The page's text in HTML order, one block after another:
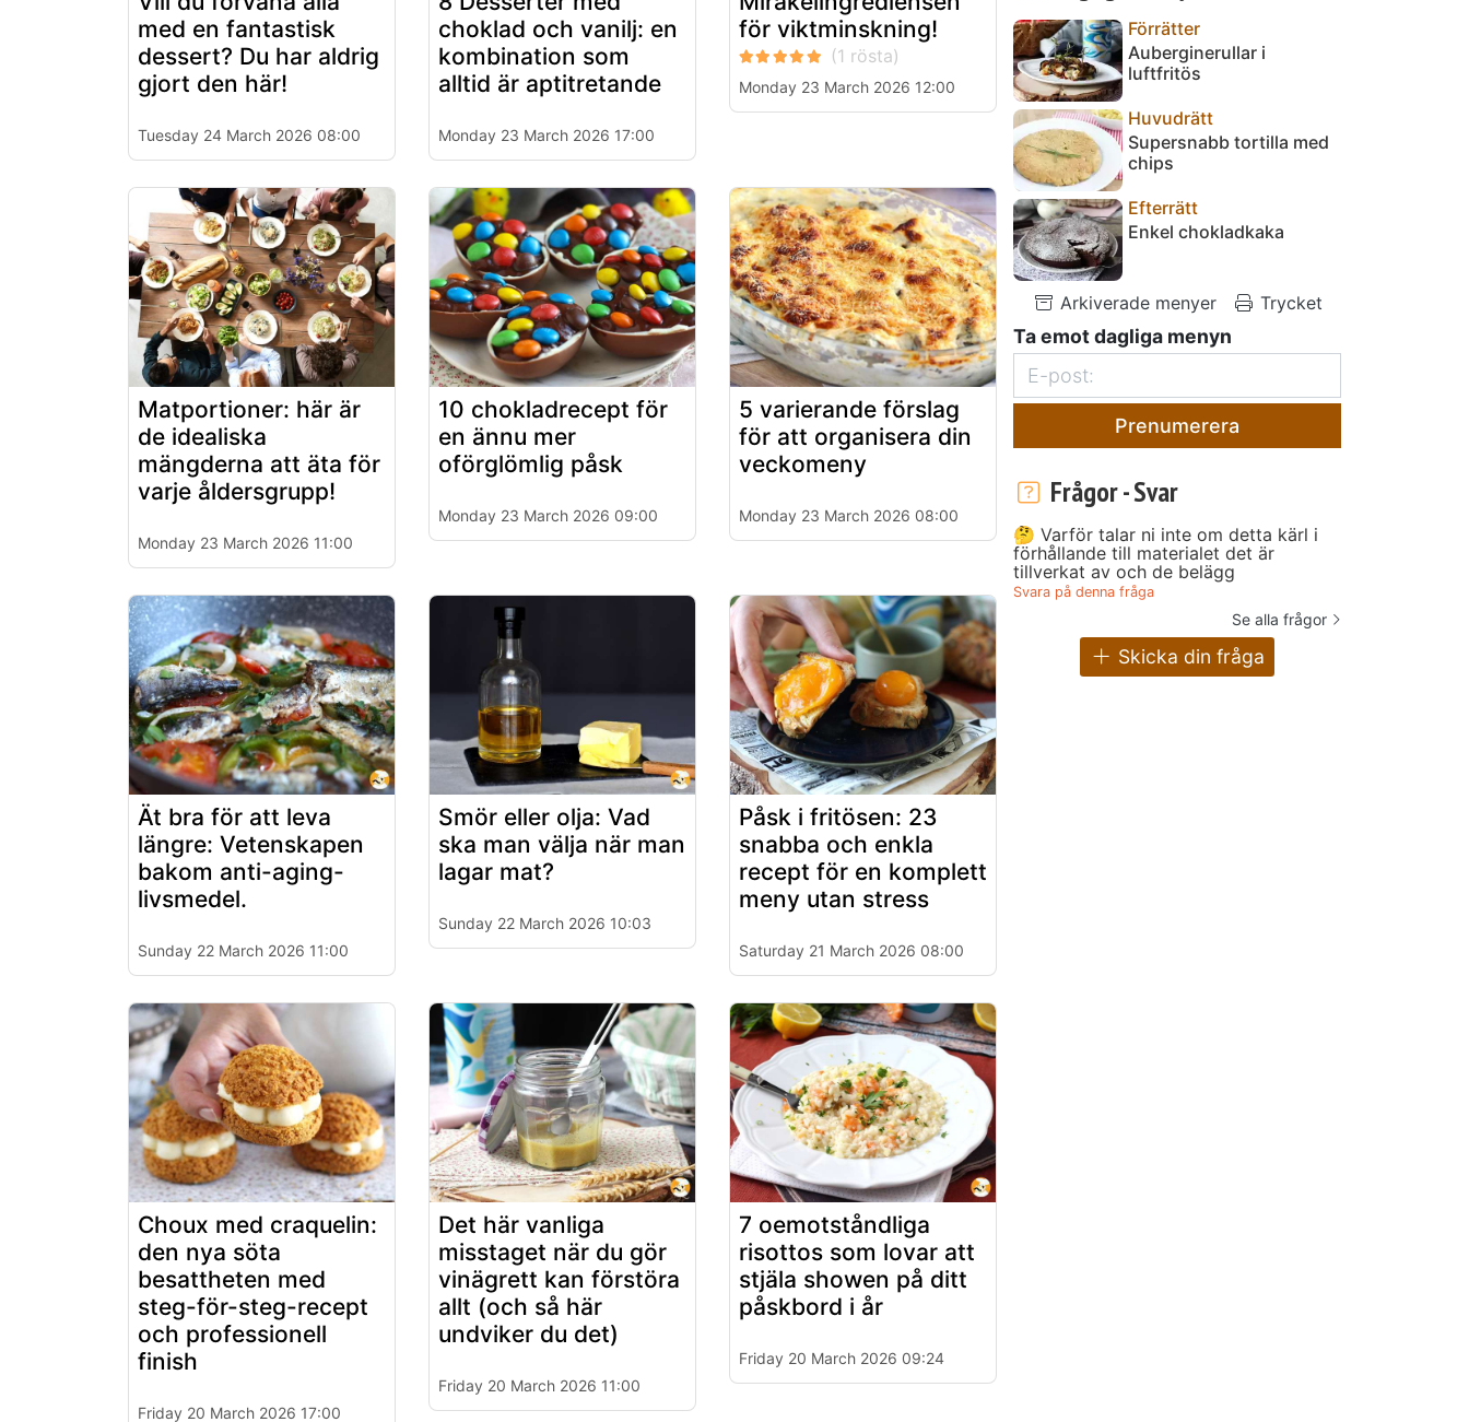
med en fantastisk
dessert? Du har aldrig
gjort den här!
Tuesday 24 March 2026 08:00
choklad och vanilj: en
kombination som
alltid är aptitretande
Monday 23 March 2026 17:00
för viktminskning!
Monday 23 March 2026 12:00
Matportioner: här är
de idealiska
mängderna att äta för
varje åldersgrupp!
Monday 23 March 2026 11:00
10 chokladrecept för
en ännu mer
oförglömlig påsk
Monday 23 March 2026 09:00
5 varierande förslag
för att organisera din
veckomeny
Monday 23 March 2026 08:00
Ät bra för att leva
längre: Vetenskapen
bakom anti-aging-
livsmedel.
Sunday 22 March 2026 11:00
Smör eller olja: Vad
ska man välja när man
lagar mat?
Sunday 22 March 2026 10:03
Påsk i fritösen: 23
snabba och enkla
recept för en komplett
meny utan stress
Saturday 21 March 2026 08:00
Choux med craquelin:
den nya söta
besattheten med
steg-för-steg-recept
och professionell
finish
Friday 20 March 2026 17:00
Det här vanliga
misstaget när du gör
vinägrett kan förstöra
allt (och så här
undviker du det)
Friday 20 March 2026 11:00
7 oemotståndliga
risottos som lovar att
stjäla showen på ditt
påskbord i år
Friday 20 March 2026 09:24
Förrätter
Auberginerullar i
luftfritös
Huvudrätt
Supersnabb tortilla med
chips
Efterrätt
Enkel chokladkaka
Arkiverade menyer Trycket
Ta emot dagliga menyn
Prenumerera
Frågor - Svar
🤔 Varför talar ni inte om detta kärl i
förhållande till materialet det är
tillverkat av och de belägg
Svara på denna fråga
Se alla frågor
Skicka din fråga